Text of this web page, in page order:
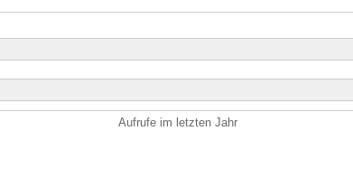
Aufrufe im letzten Jahr